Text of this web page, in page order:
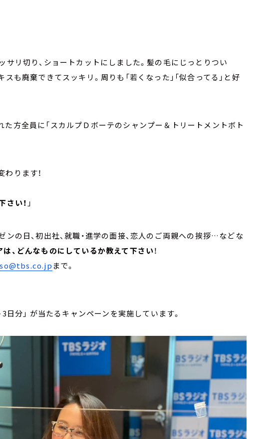
リ切り、ショートカットにしました。髪の毛にじっとりつい
も廃棄できてスッキリ。周りも「若くなった」「似合ってる」と好
方全員に「スカルプＤボーテのシャンプー＆トリートメントボト
ります！
さい！ 」
ンの日、初出社、就職・進学の面接、恋人のご両親への挨拶…などな
、どんなものにしているか教えて下さい！
so@tbs.co.jp まで。
日分」 が当たるキャンペーンを実施しています。